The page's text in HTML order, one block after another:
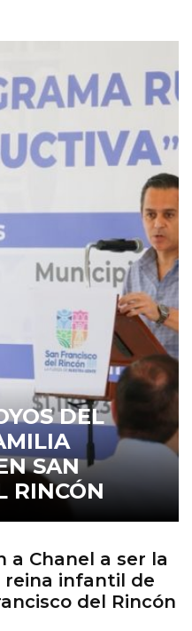
DEL
SAN
RINCÓN
a Chanel a ser la
reina infantil de
del Rincón